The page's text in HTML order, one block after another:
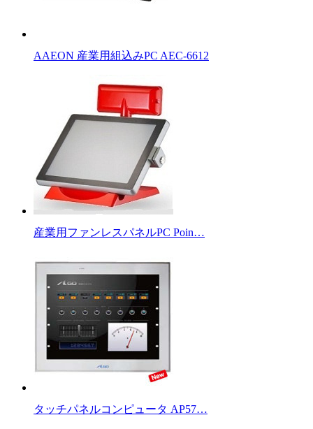
AAEON 産業用組込みPC AEC-6612
産業用ファンレスパネルPC Poin…
タッチパネルコンピュータ AP57…